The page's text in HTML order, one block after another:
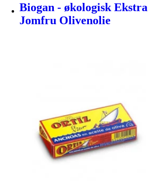
Biogan - økologisk Ekstra
Jomfru Olivenolie